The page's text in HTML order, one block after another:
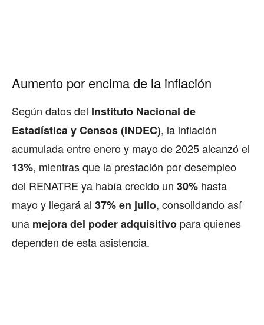
Aumento por encima de la inflación
Según datos del Instituto Nacional de
Estadística y Censos (INDEC), la inflación
acumulada entre enero y mayo de 2025 alcanzó el
13%, mientras que la prestación por desempleo
del RENATRE ya había crecido un 30% hasta
mayo y llegará al 37% en julio, consolidando así
una mejora del poder adquisitivo para quienes
dependen de esta asistencia.